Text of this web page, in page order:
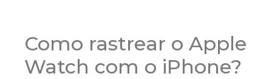
Como rastrear o Apple
Watch com o iPhone?